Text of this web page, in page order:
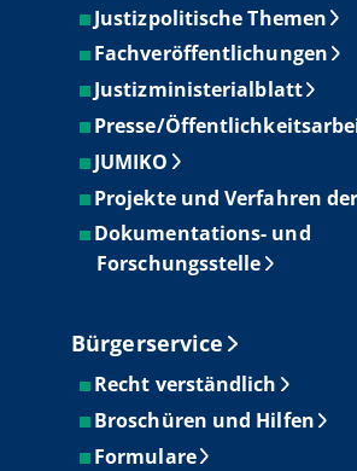
Justizpolitische Themen
Fachveröffentlichungen
Justizministerialblatt
Presse/
JUMIKO
Projekte und Verfahren
Dokumentations- und
Forschungsstelle
Bürgerservice
Recht verständlich
Broschüren und Hilfen
Formulare